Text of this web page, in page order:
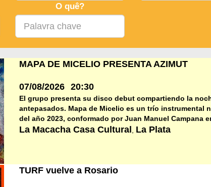
O quê?
MAPA DE MICELIO PRESENTA AZIMUT
07/08/2026 20:30
El grupo presenta su disco debut compartiendo la
antepasados. Mapa de Micelio es un trío instrumental
del año 2023, conformado por Juan Manuel Campana
La Macacha Casa Cultural La Plata
TURF vuelve a Rosario